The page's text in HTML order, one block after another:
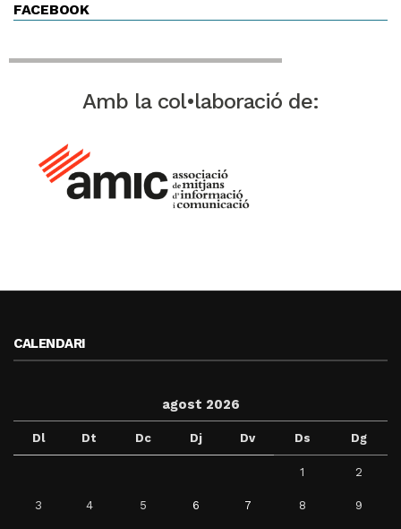
FACEBOOK
Amb la col•laboració de:
CALENDARI
agost 2026
Dl Dt Dc Dj Dv Ds Dg
1 2
3 4 5 6 7 8 9